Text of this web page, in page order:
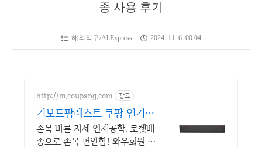
종 사용 후기
해외직구/AliExpress 2024. 11. 6. 00:04
http://m.coupang.com 광고
키보드팜레스트 쿠팡 인기
많은 팜레스트
손목 바른 자세 인체공학. 로켓배
송으로 손목 편안함! 와우회원 무